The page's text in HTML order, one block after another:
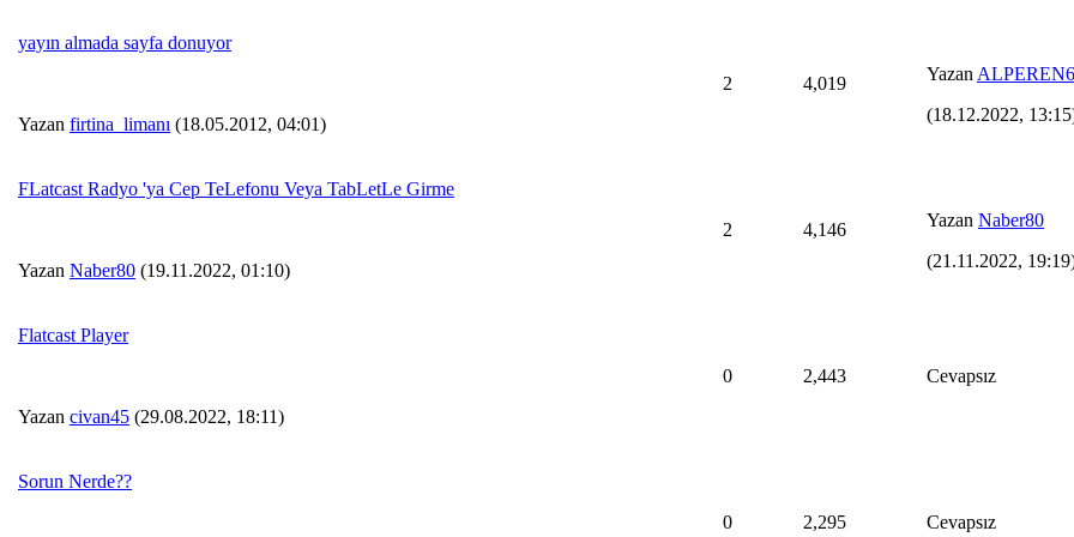
yayın almada sayfa donuyor
Yazan firtina_limanı (18.05.2012, 04:01)
2 4,019 Yazan
(18.12.2022,
FLatcast Radyo 'ya Cep TeLefonu Veya TabLetLe Girme
Yazan Naber80 (19.11.2022, 01:10)
2 4,146 Yazan Naber80
(21.11.2022,
Flatcast Player
Yazan civan45 (29.08.2022, 18:11)
0 2,443 Cevapsız
Sorun Nerde??
0
2,295 Cevapsız